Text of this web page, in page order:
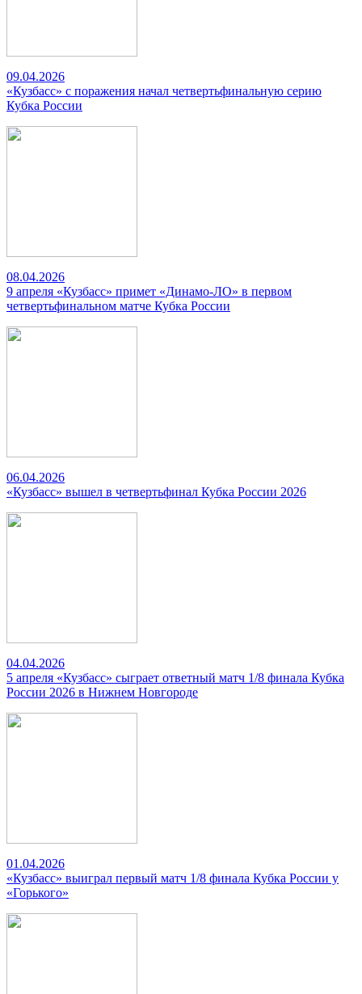
09.04.2026
«Кузбасс» с поражения начал четвертьфинальную серию
Кубка России
08.04.2026
9 апреля «Кузбасс» примет «Динамо-ЛО» в первом
четвертьфинальном матче Кубка России
06.04.2026
«Кузбасс» вышел в четвертьфинал Кубка России 2026
04.04.2026
5 апреля «Кузбасс» сыграет ответный матч 1/8 финала Кубка
России 2026 в Нижнем Новгороде
01.04.2026
«Кузбасс» выиграл первый матч 1/8 финала Кубка России у
«Горького»